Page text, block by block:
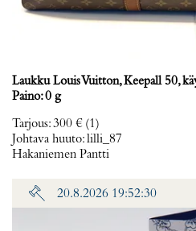
Laukku Louis Vuitton, Keepall 50,
Paino: 0 g
Tarjous:300 € (1)
Johtava huuto:lilli_87
Hakaniemen Pantti
20.8.2026 19:52:30